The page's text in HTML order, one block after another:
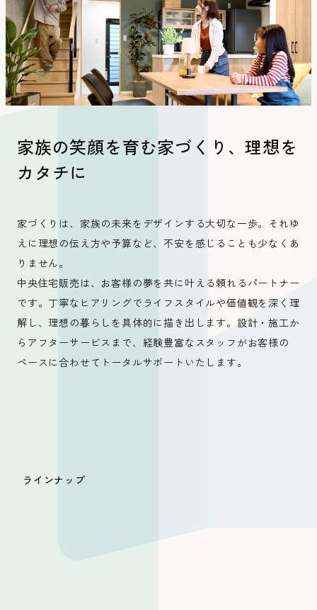
こだわりのいえ
施工事例
会社概要
家族の笑顔を育む家づくり、理想を
カタチに
家づくりは、家族の未来をデザインする大切な一歩。それゆ
えに理想の伝え方や予算など、不安を感じることも少なくあ
りません。
中央住宅販売は、お客様の夢を共に叶える頼れるパートナー
です。丁寧なヒアリングでライフスタイルや価値観を深く理
解し、理想の暮らしを具体的に描き出します。設計・施工か
らアフターサービスまで、経験豊富なスタッフがお客様の
ペースに合わせてトータルサポートいたします。
ラインナップ